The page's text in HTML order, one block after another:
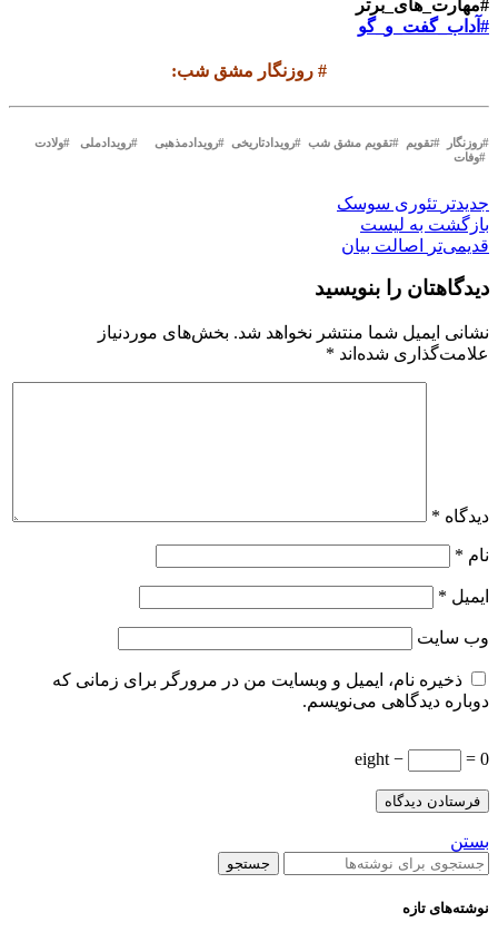
#مهارت_های_برتر
#آداب_گفت_و_گو
# روزنگار مشق شب:
#روزنگار #تقویم #تقویم مشق شب #رویدادتاریخی #رویدادمذهبی #رویدادملی #ولادت
#وفات
جدیدتر تئوری سوسک
بازگشت بە لیست
قدیمی‌تر
اصالت بیان
دیدگاهتان را بنویسید
نشانی ایمیل شما منتشر نخواهد شد. بخش‌های موردنیاز
علامت‌گذاری شده‌اند *
دیدگاه *
نام *
ایمیل *
وب‌ سایت
ذخیره نام، ایمیل و وبسایت من در مرورگر برای زمانی که
دوباره دیدگاهی می‌نویسم.
eight − = 0
بستن
جستجو
نوشته‌های تازه